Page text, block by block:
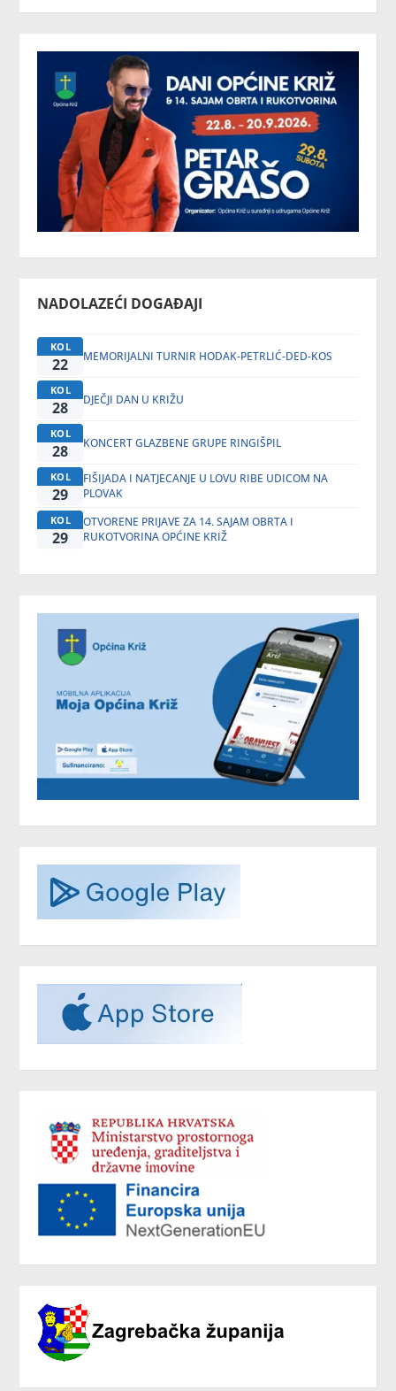
NADOLAZEĆI DOGAĐAJI
KOL
22 MEMORIJALNI TURNIR HODAK-PETRLIĆ-DED-KOS
KOL
28 DJEČJI DAN U KRIŽU
KOL
28 KONCERT GLAZBENE GRUPE RINGIŠPIL
KOL
29
FIŠIJADA I NATJECANJE U LOVU RIBE UDICOM NA
PLOVAK
KOL
29
OTVORENE PRIJAVE ZA 14. SAJAM OBRTA I
RUKOTVORINA OPĆINE KRIŽ